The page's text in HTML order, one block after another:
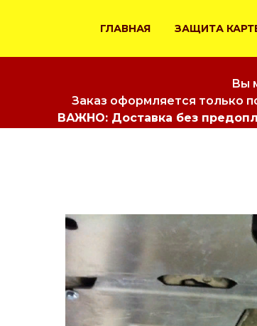
ГЛАВНАЯ ЗАЩИТА
Вы
Заказ оформляется только
ВАЖНО: Доставка без